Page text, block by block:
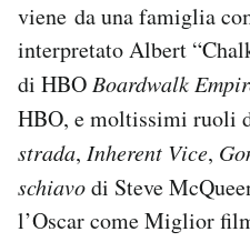
viene da una famiglia
interpretato Albert
di HBOBoardwalk
HBO, e moltissimi ruoli
strada, Inherent Vice,
schiavodi Steve
l’Oscar come Miglior